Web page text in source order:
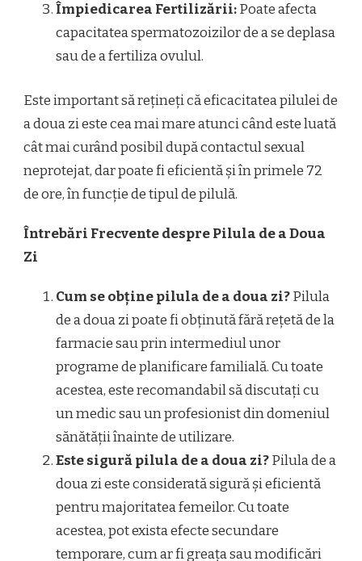
Împiedicarea Fertilizării:Poate afecta
capacitatea spermatozoizilor de a se deplasa
sau de a fertiliza ovulul.
Este important să rețineți că eficacitatea pilulei de
a doua zi este cea mai mare atunci când este luată
cât mai curând posibil după contactul sexual
neprotejat, dar poate fi eficientă și în primele 72
de ore, în funcție de tipul de pilulă.
Întrebări Frecvente despre Pilula de a Doua
Zi
Cum se obține pilula de a doua zi?Pilula
de a doua zi poate fi obținută fără rețetă de la
farmacie sau prin intermediul unor
programe de planificare familială. Cu toate
acestea, este recomandabil să discutați cu
un medic sau un profesionist din domeniul
sănătății înainte de utilizare.
Este sigură pilula de a doua zi?Pilula de a
doua zi este considerată sigură și eficientă
pentru majoritatea femeilor. Cu toate
acestea, pot exista efecte secundare
temporare, cum ar fi greața sau modificări